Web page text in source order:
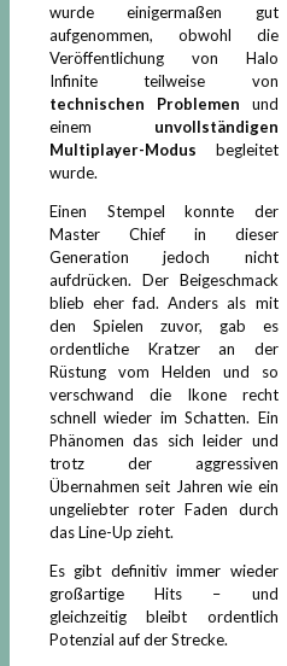
wurde einigermaßen gut
aufgenommen, obwohl die
Veröffentlichung von Halo
Infinite teilweise von
technischen Problemen und
einem unvollständigen
Multiplayer-Modus begleitet
wurde.
Einen Stempel konnte der
Master Chief in dieser
Generation jedoch nicht
aufdrücken. Der Beigeschmack
blieb eher fad. Anders als mit
den Spielen zuvor, gab es
ordentliche Kratzer an der
Rüstung vom Helden und so
verschwand die Ikone recht
schnell wieder im Schatten. Ein
Phänomen das sich leider und
trotz der aggressiven
Übernahmen seit Jahren wie ein
ungeliebter roter Faden durch
das Line-Up zieht.
Es gibt definitiv immer wieder
großartige Hits – und
gleichzeitig bleibt ordentlich
Potenzial auf der Strecke.